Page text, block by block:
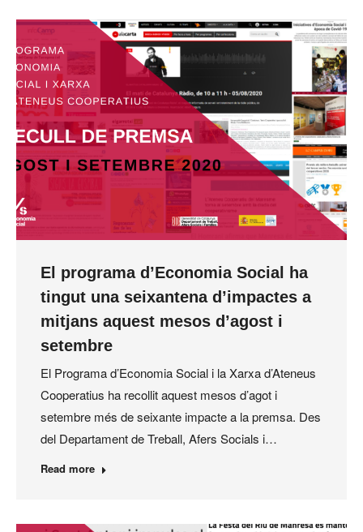
El programa d’Economia Social ha
tingut una seixantena d’impactes a
mitjans aquest mesos d’agost i
setembre
El Programa d’Economia Social i la Xarxa d’Ateneus
Cooperatius ha recollit aquest mesos d’agot i
setembre més de seixante impacte a la premsa. Des
del Departament de Treball, Afers Socials i…
Read more